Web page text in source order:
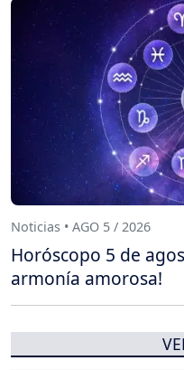
Noticias • AGO 5 / 2026
Horóscopo 5 de
armonía amorosa!